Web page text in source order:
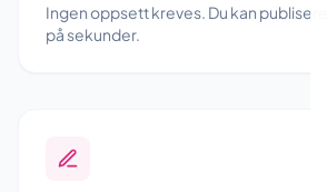
Ingen oppsett kreves. Du kan
på sekunder.